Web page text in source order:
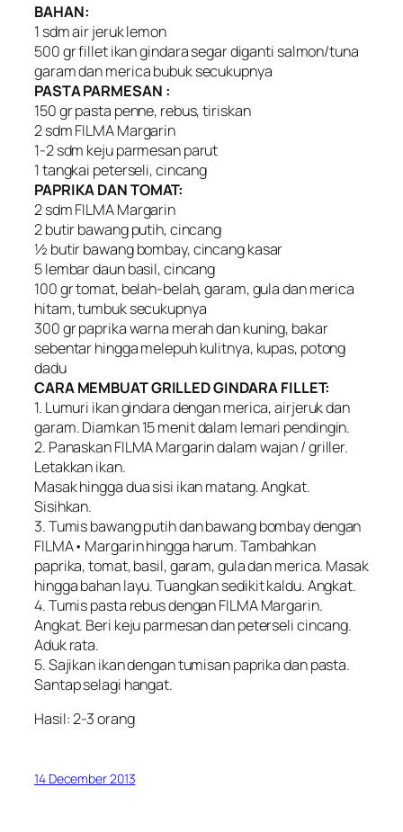
BAHAN:
1 sdm air jeruk lemon
500 gr fillet ikan gindara segar diganti salmon/tuna
garam dan merica bubuk secukupnya
PASTA PARMESAN :
150 gr pasta penne, rebus, tiriskan
2 sdm FILMA Margarin
1-2 sdm keju parmesan parut
1 tangkai peterseli, cincang
PAPRIKA DAN TOMAT:
2 sdm FILMA Margarin
2 butir bawang putih, cincang
½ butir bawang bombay, cincang kasar
5 lembar daun basil, cincang
100 gr tomat, belah-belah, garam, gula dan merica
hitam, tumbuk secukupnya
300 gr paprika warna merah dan kuning, bakar
sebentar hingga melepuh kulitnya, kupas, potong
dadu
CARA MEMBUAT GRILLED GINDARA FILLET:
1. Lumuri ikan gindara dengan merica, airjeruk dan
garam. Diamkan 15 menit dalam lemari pendingin.
2. Panaskan FILMA Margarin dalam wajan / griller.
Letakkan ikan.
Masak hingga dua sisi ikan matang. Angkat.
Sisihkan.
3. Tumis bawang putih dan bawang bombay dengan
FILMA• Margarin hingga harum. Tambahkan
paprika, tomat, basil, garam, gula dan merica. Masak
hingga bahan layu. Tuangkan sedikit kaldu. Angkat.
4. Tumis pasta rebus dengan FILMA Margarin.
Angkat. Beri keju parmesan dan peterseli cincang.
Aduk rata.
5. Sajikan ikan dengan tumisan paprika dan pasta.
Santap selagi hangat.
Hasil: 2-3 orang
14 December 2013